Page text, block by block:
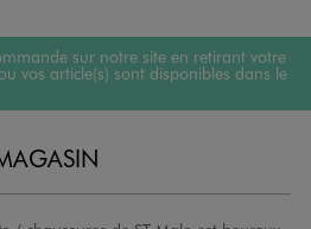
sur notre site en retirant votre
vos article(s) sont disponibles dans le